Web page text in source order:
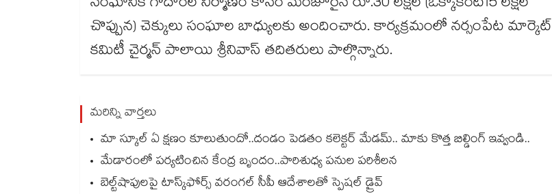
చొప్పున) చెక్కులు సంఘాల బాధ్యులకు అందించారు. కార్యక్రమంలో నర్సంపేట మార్కెట్​
కమిటీ చైర్మన్​ పాలాయి శ్రీనివాస్​ తదితరులు పాల్గొన్నారు.
మరిన్ని వార్తలు
మా స్కూల్ ఏ క్షణం కూలుతుందో..దండం పెడతం కలెక్టర్ మేడమ్.. మాకు కొత్త బిల్డింగ్ ఇవ్వండి..
మేడారంలో పర్యటించిన కేంద్ర బృందం..పారిశుధ్య పనుల పరిశీలన
బెల్ట్‌‌‌‌‌‌‌‌‌‌‌‌‌‌‌‌‌‌‌‌‌‌‌‌‌‌‌‌‌‌‌‌షాపులపై టాస్క్‌‌‌‌‌‌‌‌‌‌‌‌‌‌‌‌‌‌‌‌‌‌‌‌‌‌‌‌‌‌‌‌ఫోర్స్ వరంగల్‌‌‌‌‌‌‌‌‌‌‌‌‌‌‌‌‌‌‌‌‌‌‌‌‌‌‌‌‌‌‌‌ సీపీ ఆదేశాలతో స్పెషల్ డ్రైవ్‌‌‌‌‌‌‌‌‌‌‌‌‌‌‌‌‌‌‌‌‌‌‌‌‌‌‌‌‌‌‌‌